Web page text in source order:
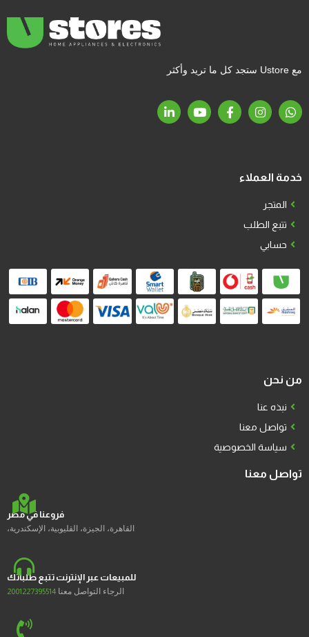
مع Ustore ستجد كل ما تريد وأكثر
خدمة العملاء
المتجر
تتبع الطلب
حسابي
من نحن
نبذه عنا
تواصل معنا
سياسة الخصوصية
تواصل معنا
فروعنا في مصر
القاهرة، الجيزة، القليوبية، الإسكندرية،
للمبيعات عبر الإنترنت تتبع طلباتك
الرجاء التواصل معنا 2001227395514